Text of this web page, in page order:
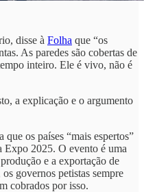
disse à Folha que “os
As paredes são cobertas de
inteiro. Ele é vivo, não é
a explicação e o argumento
os países “mais espertos”
Expo 2025. O evento é uma
e a exportação de
governos petistas sempre
cobrados por isso.